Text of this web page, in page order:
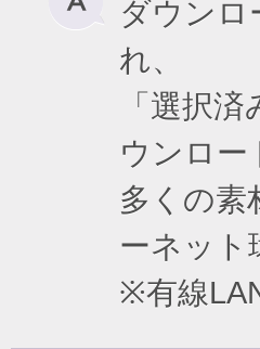
ダウンロ
れ、
「選択
ウンロ
多くの素
ーネッ
※有線